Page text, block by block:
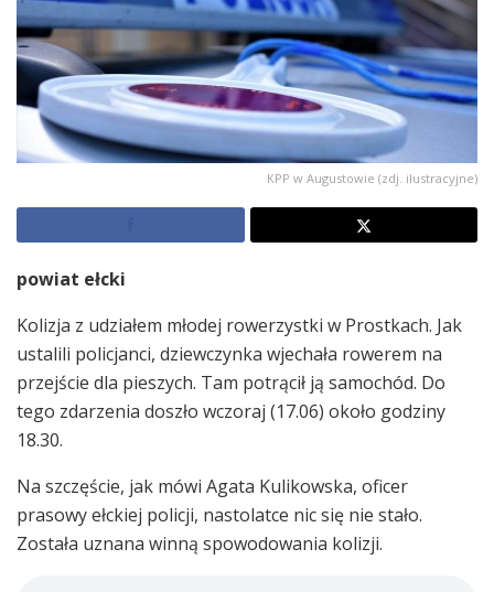
KPP w Augustowie (zdj. ilustracyjne)
powiat ełcki
Kolizja z udziałem młodej rowerzystki w Prostkach. Jak
ustalili policjanci, dziewczynka wjechała rowerem na
przejście dla pieszych. Tam potrącił ją samochód. Do
tego zdarzenia doszło wczoraj (17.06) około godziny
18.30.
Na szczęście, jak mówi Agata Kulikowska, oficer
prasowy ełckiej policji, nastolatce nic się nie stało.
Została uznana winną spowodowania kolizji.